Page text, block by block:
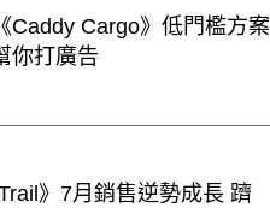
Caddy Cargo》低門檻方案
你打廣告
》7月銷售逆勢成長 躋